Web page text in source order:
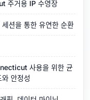
주거용 IP 수영장
션을 통한 유연한 순환
사용을 위한 균
안정성